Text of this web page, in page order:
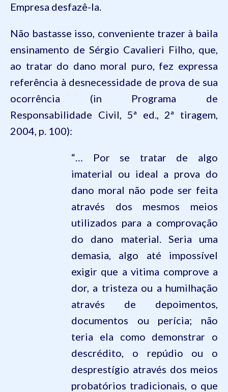
Empresa desfazê-la.
Não bastasse isso, conveniente trazer à baila
ensinamento de Sérgio Cavalieri Filho, que,
ao tratar do dano moral puro, fez expressa
referência à desnecessidade de prova de sua
ocorrência (in Programa de
Responsabilidade Civil, 5ª ed., 2ª tiragem,
2004, p. 100):
“… Por se tratar de algo
imaterial ou ideal a prova do
dano moral não pode ser feita
através dos mesmos meios
utilizados para a comprovação
do dano material. Seria uma
demasia, algo até impossível
exigir que a vitima comprove a
dor, a tristeza ou a humilhação
através de depoimentos,
documentos ou perícia; não
teria ela como demonstrar o
descrédito, o repúdio ou o
desprestígio através dos meios
probatórios tradicionais, o que